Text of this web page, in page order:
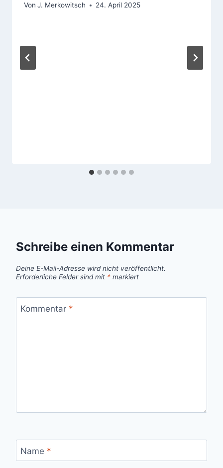
Von J. Merkowitsch 24. April 2025
Schreibe einen Kommentar
Deine E-Mail-Adresse wird nicht veröffentlicht.
Erforderliche Felder sind mit * markiert
Kommentar *
Name *